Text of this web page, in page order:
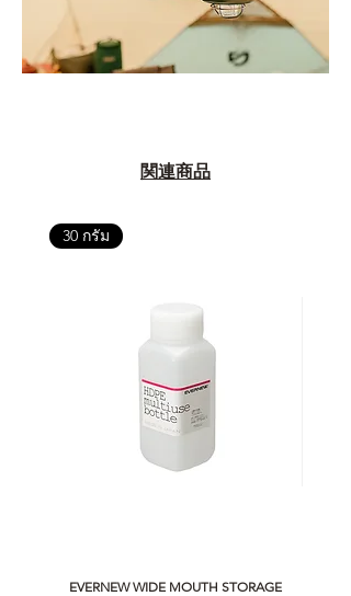
関連商品
30 กรัม
EVERNEW WIDE MOUTH STORAGE